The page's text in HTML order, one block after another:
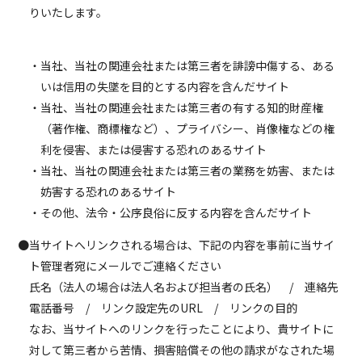
りいたします。
・当社、当社の関連会社または第三者を誹謗中傷する、ある
いは信用の失墜を目的とする内容を含んだサイト
・当社、当社の関連会社または第三者の有する知的財産権
（著作権、商標権など）、プライバシー、肖像権などの権
利を侵害、または侵害する恐れのあるサイト
・当社、当社の関連会社または第三者の業務を妨害、または
妨害する恐れのあるサイト
・その他、法令・公序良俗に反する内容を含んだサイト
●当サイトへリンクされる場合は、下記の内容を事前に当サイ
ト管理者宛にメールでご連絡ください
氏名（法人の場合は法人名および担当者の氏名） / 連絡先
電話番号 / リンク設定先のURL / リンクの目的
なお、当サイトへのリンクを行ったことにより、貴サイトに
対して第三者から苦情、損害賠償その他の請求がなされた場